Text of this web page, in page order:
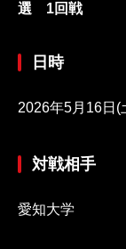
選 1回戦
日時
2026年5月16日(
対戦相手
愛知大学